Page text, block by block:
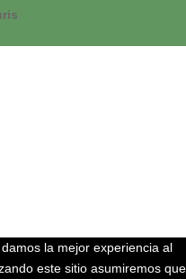
la mejor experiencia al
este sitio asumiremos que